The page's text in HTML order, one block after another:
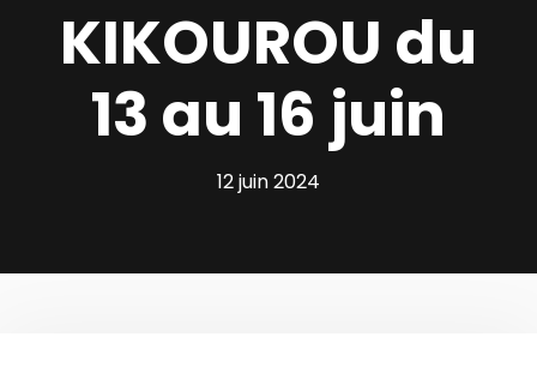
KIKOUROU du
13 au 16 juin
12 juin 2024